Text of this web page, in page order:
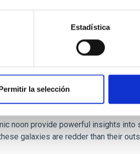
Estadística
la selección
≲ z ≲ 2.2: Age, Fe-,
noon provide powerful insights
galaxies are redder than their